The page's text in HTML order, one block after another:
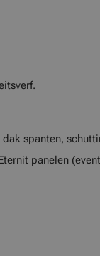
spanten,
panelen